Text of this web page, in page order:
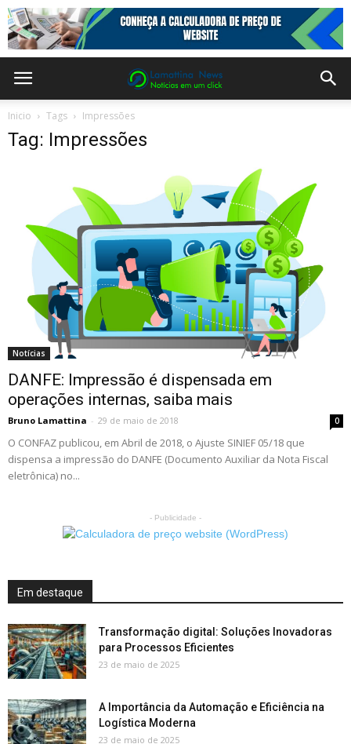
Inicio Tags Impressões
Tag: Impressões
Notícias
DANFE: Impressão é dispensada em
operações internas, saiba mais
Bruno Lamattina - 29 de maio de 2018 0
O CONFAZ publicou, em Abril de 2018, o Ajuste SINIEF 05/18 que
dispensa a impressão do DANFE (Documento Auxiliar da Nota Fiscal
eletrônica) no...
- Publicidade -
Em destaque
Transformação digital: Soluções Inovadoras
para Processos Eficientes
23 de maio de 2025
A Importância da Automação e Eficiência na
Logística Moderna
23 de maio de 2025